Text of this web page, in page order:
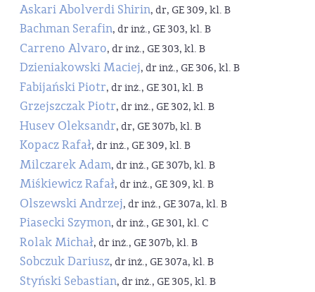
Askari Abolverdi Shirin, dr, GE 309, kl. B
Bachman Serafin, dr inż., GE 303, kl. B
Carreno Alvaro, dr inż., GE 303, kl. B
Dzieniakowski Maciej, dr inż., GE 306, kl. B
Fabijański Piotr, dr inż., GE 301, kl. B
Grzejszczak Piotr, dr inż., GE 302, kl. B
Husev Oleksandr, dr, GE 307b, kl. B
Kopacz Rafał, dr inż., GE 309, kl. B
Milczarek Adam, dr inż., GE 307b, kl. B
Miśkiewicz Rafał, dr inż., GE 309, kl. B
Olszewski Andrzej, dr inż., GE 307a, kl. B
Piasecki Szymon, dr inż., GE 301, kl. C
Rolak Michał, dr inż., GE 307b, kl. B
Sobczuk Dariusz, dr inż., GE 307a, kl. B
Styński Sebastian, dr inż., GE 305, kl. B